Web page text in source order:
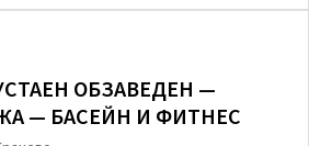
ОБЗАВЕДЕН —
— БАСЕЙН И ФИТНЕС